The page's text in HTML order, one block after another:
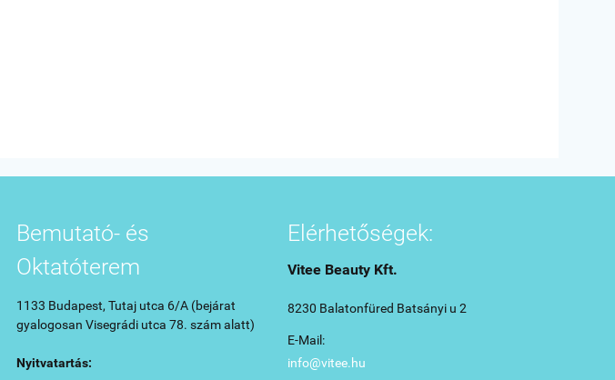
Bemutató- és
Oktatóterem
1133 Budapest, Tutaj utca 6/A (bejárat
gyalogosan Visegrádi utca 78. szám alatt)
Nyitvatartás:
Elérhetőségek:
Vitee Beauty Kft.
8230 Balatonfüred Batsányi u 2
E-Mail:
info@vitee.hu